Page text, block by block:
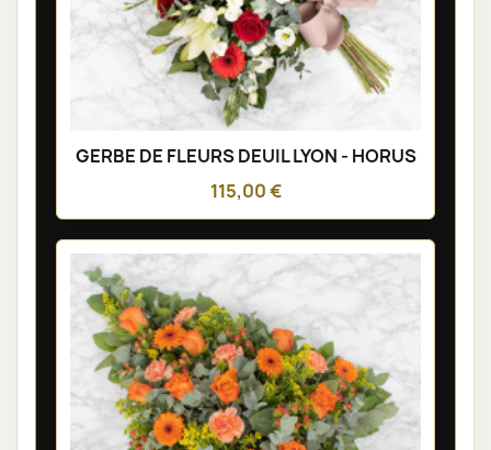
GERBE DE FLEURS DEUIL LYON - HORUS
115,00 €